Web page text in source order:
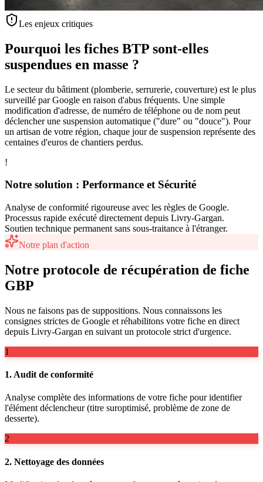
Les enjeux critiques
Pourquoi les fiches BTP sont-elles
suspendues en masse ?
Le secteur du bâtiment (plomberie, serrurerie, couverture) est le plus
surveillé par Google en raison d'abus fréquents. Une simple
modification d'adresse, de numéro de téléphone ou de nom peut
déclencher une suspension automatique ("dure" ou "douce"). Pour
un artisan de votre région, chaque jour de suspension représente des
centaines d'euros de chantiers perdus.
!
Notre solution : Performance et Sécurité
Analyse de conformité rigoureuse avec les règles de Google.
Processus rapide exécuté directement depuis Livry-Gargan.
Soutien technique permanent sans sous-traitance à l'étranger.
Notre plan d'action
Notre protocole de récupération de fiche
GBP
Nous ne faisons pas de suppositions. Nous connaissons les
consignes strictes de Google et réhabilitons votre fiche en direct
depuis Livry-Gargan en suivant un protocole strict d'urgence.
1
1. Audit de conformité
Analyse complète des informations de votre fiche pour identifier
l'élément déclencheur (titre suroptimisé, problème de zone de
desserte).
2
2. Nettoyage des données